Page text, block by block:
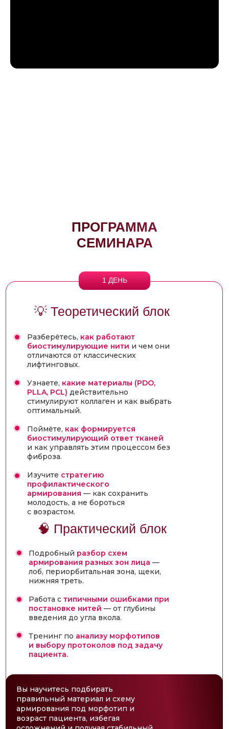
Подробный разбор схем
армирования разных зон лица —
лоб, периорбитальная зона, щеки,
нижняя треть.
Работа с типичными ошибками при
постановке нитей — от глубины
введения до угла вкола.
Тренинг по анализу морфотипов
и выбору протоколов под задачу
пациента.
Разберётесь, как работают
биостимулирующие нити и чем они
отличаются от классических
лифтинговых.
Узнаете, какие материалы (PDO,
PLLA, PCL) действительно
стимулируют коллаген и как выбрать
оптимальный.
Поймёте, как формируется
биостимулирующий ответ тканей
и как управлять этим процессом без
фиброза.
Изучите стратегию
профилактического
армирования — как сохранить
молодость, а не бороться
с возрастом.
1 ДЕНЬ
🧠 Практический блок
💡 Теоретический блок
Вы научитесь подбирать
правильный материал и схему
армирования под морфотип и
возраст пациента, избегая
ПРОГРАММА
СЕМИНАРА